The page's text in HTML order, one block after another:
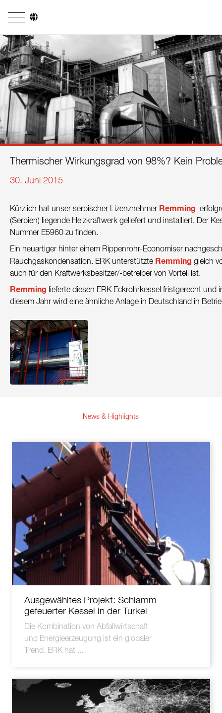
Unternehmen
Geschäftsfelder
Ingenieurdienstleistungen
Kesselsysteme
Feuerungssysteme
Referenzen
Kontakt
Nachhaltigkeit
Neuigkeiten
Tools
Datenschutzerklärung
Impressum
Thermischer Wirkungsgrad von 98%? Kein
30. Juni 2015
Kürzlich hat unser serbischer Lizenznehmer Remming
(Serbien) liegende Heizkraftwerk geliefert und installiert. Der
Nummer E5960 zu finden.
Ein neuartiger hinter einem Rippenrohr-Economiser
Rauchgaskondensation. ERK unterstützte Remming gleich
auch für den Kraftwerksbesitzer/-betreiber von Vorteil ist.
Remming lieferte diesen ERK Eckrohrkessel fristgerecht
diesem Jahr wird eine ähnliche Anlage in Deutschland in
News & Highlights
Ausgewähltes Projekt: Schlamm
gefeuerter Kessel in der Turkei
Die Kombination von Abfallwirtschaft
und Energieerzeugung ist ein globaler
Trend. ERK hat ...